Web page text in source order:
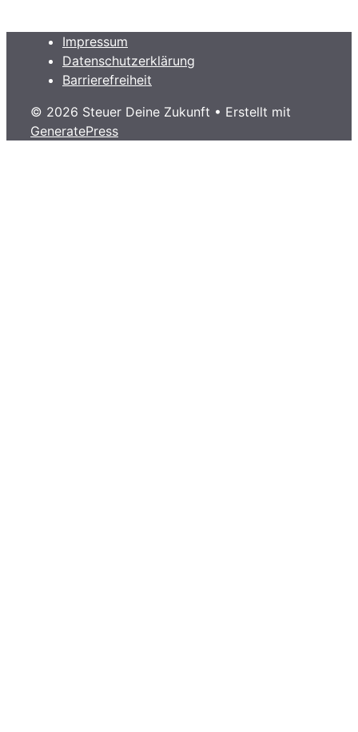
Impressum
Datenschutzerklärung
Barrierefreiheit
© 2026 Steuer Deine Zukunft • Erstellt mit
GeneratePress